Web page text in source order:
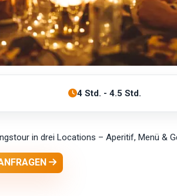
4 Std. - 4.5 Std.
in drei Locations – Aperitif, Menü &